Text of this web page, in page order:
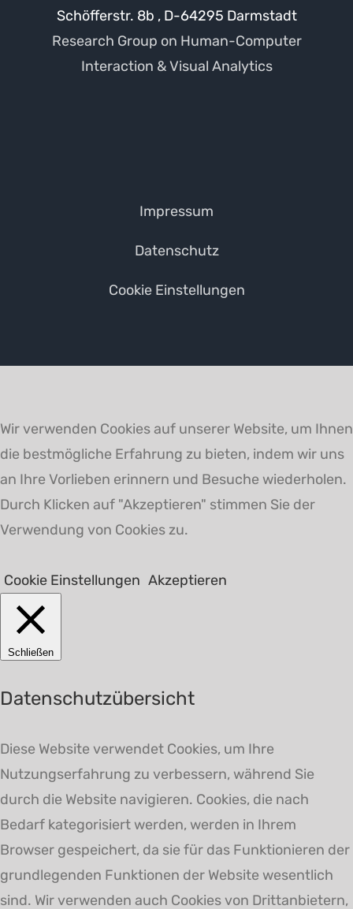
Schöfferstr. 8b , D-64295 Darmstadt
Research Group on Human-Computer
Interaction & Visual Analytics
Impressum
Datenschutz
Cookie Einstellungen
Wir verwenden Cookies auf unserer Website, um Ihnen
die bestmögliche Erfahrung zu bieten, indem wir uns
an Ihre Vorlieben erinnern und Besuche wiederholen.
Durch Klicken auf "Akzeptieren" stimmen Sie der
Verwendung von Cookies zu.
Cookie Einstellungen Akzeptieren
Schließen
Datenschutzübersicht
Diese Website verwendet Cookies, um Ihre
Nutzungserfahrung zu verbessern, während Sie
durch die Website navigieren. Cookies, die nach
Bedarf kategorisiert werden, werden in Ihrem
Browser gespeichert, da sie für das Funktionieren der
grundlegenden Funktionen der Website wesentlich
sind. Wir verwenden auch Cookies von Drittanbietern,